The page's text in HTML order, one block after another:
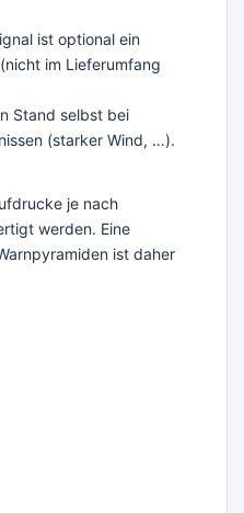
ist optional ein
im Lieferumfang
Stand selbst bei
(starker Wind, …).
je nach
werden. Eine
ist daher